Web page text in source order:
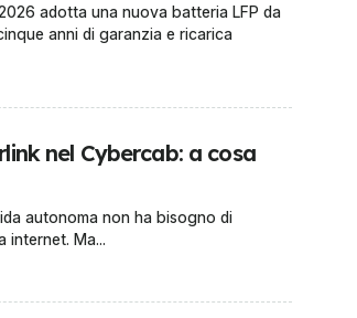
adotta una nuova batteria LFP da
anni di garanzia e ricarica
nel Cybercab: a cosa
autonoma non ha bisogno di
internet. Ma...